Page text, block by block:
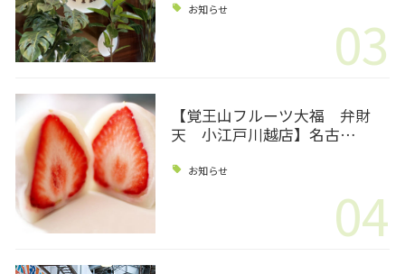
お知らせ 03
【覚王山フルーツ大福 弁財
天 小江戸川越店】名古…
お知らせ
04